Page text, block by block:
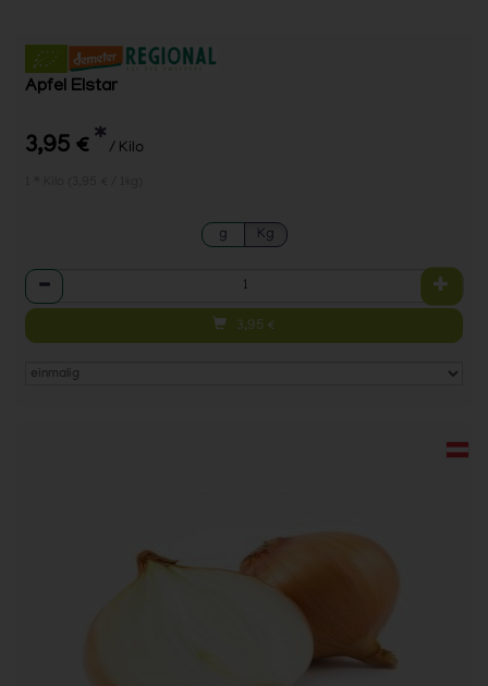
Apfel Elstar
3,95 € * / Kilo
g Kg
Anzahl
3,95 €